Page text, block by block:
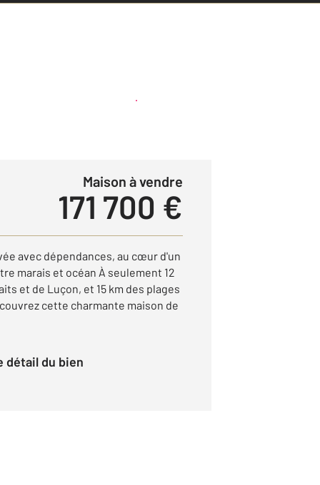
Créer une alerte
Maison à vendre
171 700 €
avec dépendances, au cœur d'un
marais et océan À seulement 12
et de Luçon, et 15 km des plages
cette charmante maison de
détail du bien